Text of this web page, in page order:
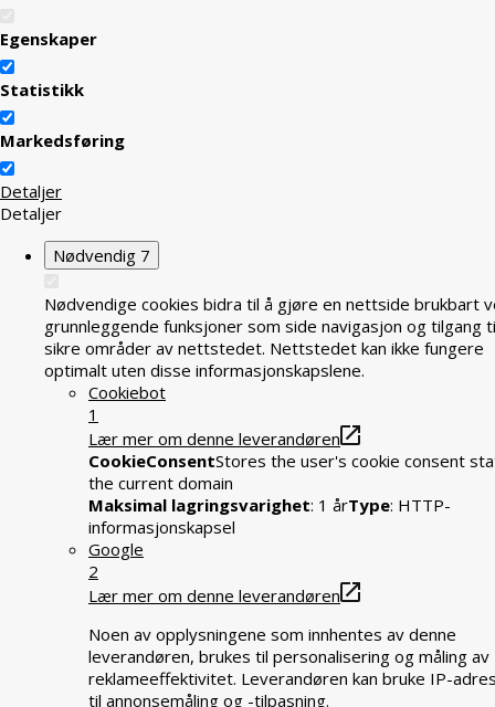
Egenskaper
Statistikk
Markedsføring
Detaljer
Detaljer
Nødvendig 7
Nødvendige cookies bidra til å gjøre en nettside brukbart
grunnleggende funksjoner som side navigasjon og tilgang
sikre områder av nettstedet. Nettstedet kan ikke fungere
optimalt uten disse informasjonskapslene.
Cookiebot
1
Lær mer om denne leverandøren
CookieConsentStores the user's cookie consent
the current domain
Maksimal lagringsvarighet: 1 årType: HTTP-
informasjonskapsel
Google
2
Lær mer om denne leverandøren
Noen av opplysningene som innhentes av denne
leverandøren, brukes til personalisering og måling av
reklameeffektivitet. Leverandøren kan bruke IP-
til annonsemåling og -tilpasning.